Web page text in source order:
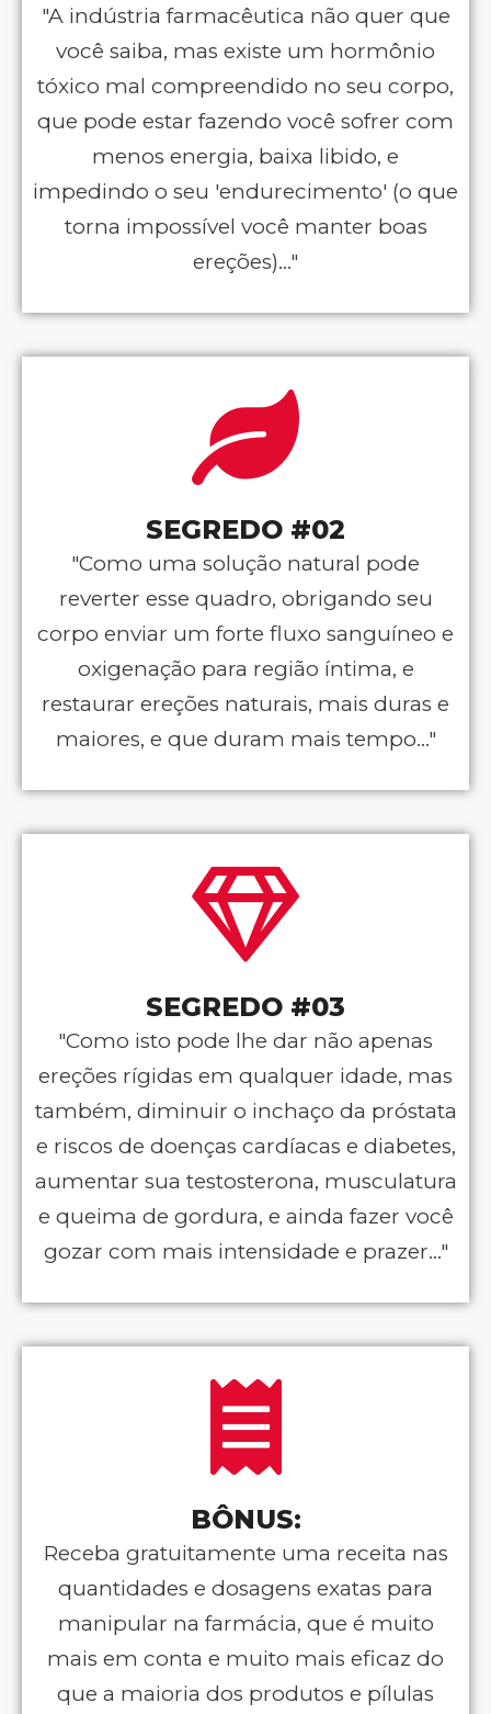
"A indústria farmacêutica não quer que
você saiba, mas existe um hormônio
tóxico mal compreendido no seu corpo,
que pode estar fazendo você sofrer com
menos energia, baixa libido, e
impedindo o seu 'endurecimento' (o que
torna impossível você manter boas
ereções)..."
SEGREDO #02
"Como uma solução natural pode
reverter esse quadro, obrigando seu
corpo enviar um forte fluxo sanguíneo e
oxigenação para região íntima, e
restaurar ereções naturais, mais duras e
maiores, e que duram mais tempo..."
SEGREDO #03
"Como isto pode lhe dar não apenas
ereções rígidas em qualquer idade, mas
também, diminuir o inchaço da próstata
e riscos de doenças cardíacas e diabetes,
aumentar sua testosterona, musculatura
e queima de gordura, e ainda fazer você
gozar com mais intensidade e prazer..."
BÔNUS:
Receba gratuitamente uma receita nas
quantidades e dosagens exatas para
manipular na farmácia, que é muito
mais em conta e muito mais eficaz do
que a maioria dos produtos e pílulas